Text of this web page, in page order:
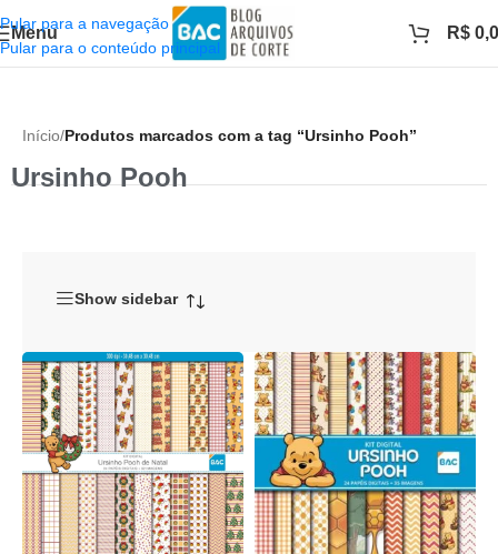
Pular para a navegação
Pular para o conteúdo principal
Menu R$
Início/Produtos marcados com a tag “Ursinho Pooh”
Ursinho Pooh
Show sidebar